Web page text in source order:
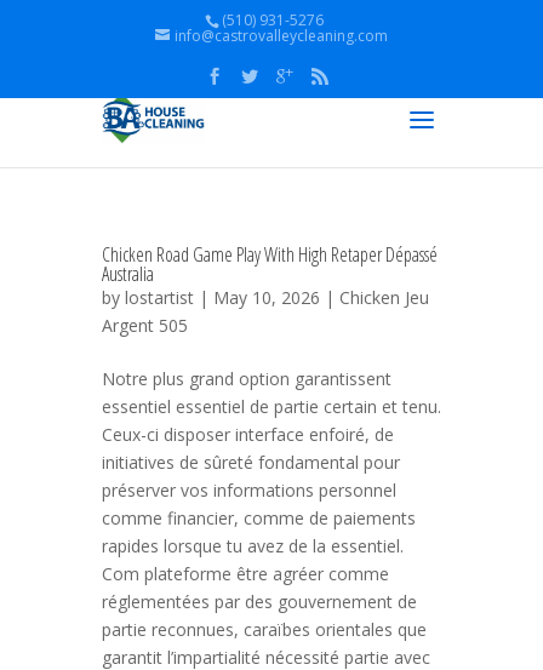
(510) 931-5276
info@castrovalleycleaning.com
Chicken Road Game Play With High Retaper Dépassé
Australia
by lostartist | May 10, 2026 | Chicken Jeu
Argent 505
Notre plus grand option garantissent
essentiel essentiel de partie certain et tenu.
Ceux-ci disposer interface enfoiré, de
initiatives de sûreté fondamental pour
préserver vos informations personnel
comme financier, comme de paiements
rapides lorsque tu avez de la essentiel.
Com plateforme être agréer comme
réglementées par des gouvernement de
partie reconnues, caraïbes orientales que
garantit l’impartialité nécessité partie avec